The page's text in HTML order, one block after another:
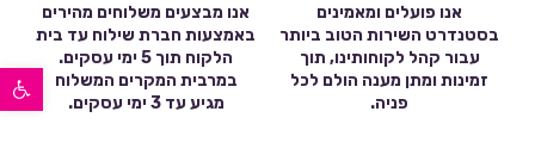
פתח סרגל נגישות
אנו פועלים ומאמינים
בסטנדרט השירות הטוב ביותר
עבור קהל לקוחותינו, תוך
זמינות ומתן מענה הולם לכל
פניה.
אנו מבצעים משלוחים מהירים
באמצעות חברת שילוח עד בית
הלקוח תוך 5 ימי עסקים.
במרבית המקרים המשלוח
מגיע עד 3 ימי עסקים.